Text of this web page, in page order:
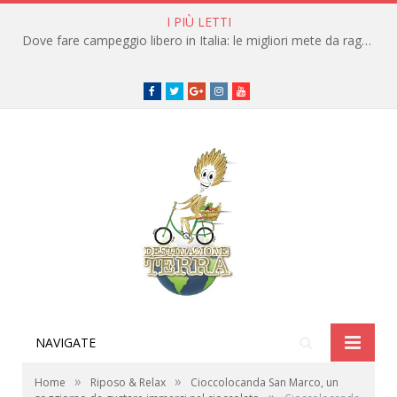
I PIÙ LETTI
Dove fare campeggio libero in Italia: le migliori mete da raggiungere in traghetto
Facebook
TwitterGoogle+instagramyoutube
NAVIGATE
Home » Riposo & Relax »
Cioccolocanda San Marco, un